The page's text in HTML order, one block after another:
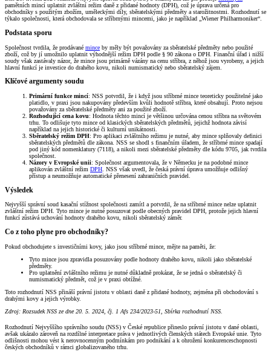
pamětních mincí uplatnit zvláštní režim daně z přidané hodnoty (DPH), což je úprava určená pro
obchodníky s použitým zbožím, uměleckými díly, sběratelskými předměty a starožitnostmi. Rozhodnutí se
týkalo společnosti, která obchodovala se stříbrnými mincemi, jako je například „Wiener Philharmoniker“.
Podstata sporu
Společnost tvrdila, že prodávané mince by měly být považovány za sběratelské předměty nebo použité
zboží, což by jí umožnilo uplatnit výhodnější režim DPH podle § 90 zákona o DPH. Finanční úřad i nižší
soudy však zastávaly názor, že mince jsou primárně vázány na cenu stříbra, z něhož jsou vyrobeny, a jejich
hlavní funkcí je investice do drahého kovu, nikoli numismatický nebo sběratelský zájem.
Klíčové argumenty soudu
Primární funkce mincí: NSS potvrdil, že i když jsou stříbrné mince teoreticky použitelné jako
platidlo, v praxi jsou nakupovány především kvůli hodnotě stříbra, které obsahují. Proto nejsou
považovány za sběratelské předměty ani za použité zboží.
Rozhodující cena kovu: Hodnota těchto mincí je většinou určována cenou stříbra na světovém
trhu. To odlišuje tyto mince od klasických sběratelských předmětů, jejichž hodnota závisí
například na jejich historické či kulturní unikátnosti.
Sběratelský režim DPH: Pro aplikaci zvláštního režimu je nutné, aby mince splňovaly definici
sběratelských předmětů dle zákona. NSS se shodl s finančním úřadem, že stříbrné mince spadají
pod jiný kód nomenklatury (7118), a nikoli mezi sběratelské předměty dle kódu 9705, jak tvrdila
společnost.
Názory v Evropské unii: Společnost argumentovala, že v Německu je na podobné mince
aplikován zvláštní režim DPH . NSS však uvedl, že česká právní úprava umožňuje odlišný
přístup a neumožňuje automatické přenesení zahraničních pravidel.
Výsledek
Nejvyšší správní soud kasační stížnost společnosti zamítl a potvrdil, že na stříbrné mince nelze uplatnit
zvláštní režim DPH. Tyto mince je nutné posuzovat podle obecných pravidel DPH, protože jejich hlavní
funkcí zůstává uchování hodnoty drahého kovu, nikoli sběratelský záměr.
Co z toho plyne pro obchodníky?
Pokud obchodujete s investičními kovy, jako jsou stříbrné mince, mějte na paměti, že:
Tyto mince jsou zpravidla posuzovány podle hodnoty drahého kovu, nikoli jako sběratelské
předměty.
Pro uplatnění zvláštního režimu je nutné důkladně prokázat, že se jedná o sběratelský či
numismatický předmět, což je v praxi obtížné.
Toto rozhodnutí NSS přináší právní jistotu v oblasti daně z přidané hodnoty, zejména při obchodování s
drahými kovy a jejich výrobky.
Zdroj: Rozsudek NSS ze dne 20. 5. 2024, čj. 1 Afs 234/2023-51, Sbírka rozhodnutí NSS.
Rozhodnutí Nejvyššího správního soudu (NSS) v České republice přineslo právní jistotu v dané oblasti,
avšak ukázalo zároveň na rozdílné interpretace práva v jednotlivých členských státech Evropské unie. Tyto
odlišnosti mohou vést k nerovnocenným podmínkám pro podnikání a k ohrožení konkurenceschopnosti
českých obchodníků v rámci globalizovaného trhu.